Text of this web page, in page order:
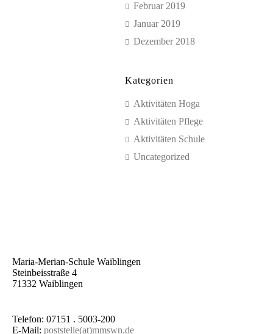
Februar 2019
Januar 2019
Dezember 2018
Kategorien
Aktivitäten Hoga
Aktivitäten Pflege
Aktivitäten Schule
Uncategorized
Maria-Merian-Schule Waiblingen
Steinbeisstraße 4
71332 Waiblingen
Telefon: 07151 . 5003-200
E-Mail: poststelle(at)mmswn.de